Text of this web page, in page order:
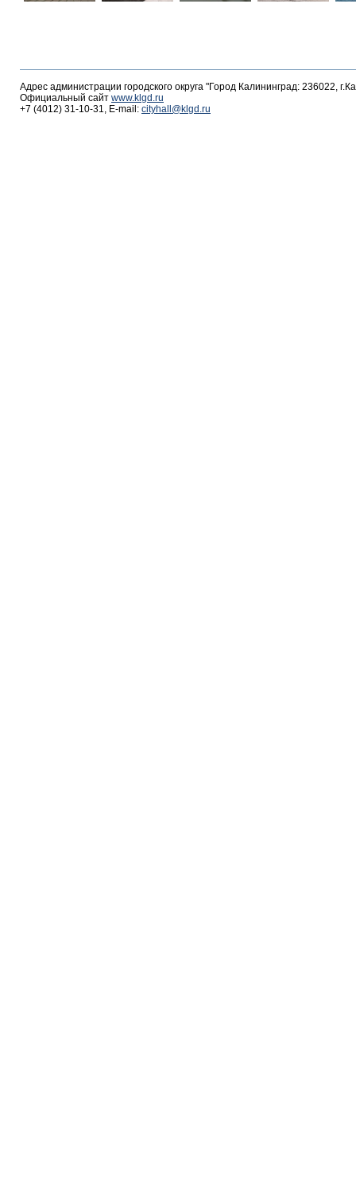
Адрес администрации городского округа "Город Калининград: 236022,
Официальный сайт www.klgd.ru
+7 (4012) 31-10-31, E-mail: cityhall@klgd.ru